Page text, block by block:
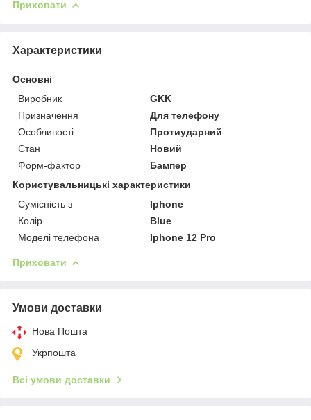
Приховати
Характеристики
Основні
Виробник
GKK
Призначення
Для телефону
Особливості
Протиударний
Стан
Новий
Форм-фактор
Бампер
Користувальницькі характеристики
Сумісність з
Iphone
Колір
Blue
Моделі телефона
Iphone 12 Pro
Приховати
Умови доставки
Нова Пошта
Укрпошта
Всі умови доставки